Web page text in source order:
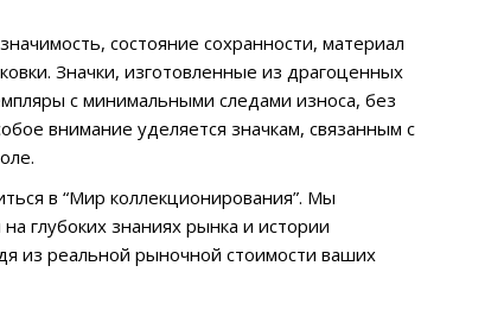
состояние сохранности, материал
Значки, изготовленные из драгоценных
с минимальными следами износа, без
внимание уделяется значкам, связанным с
в “Мир коллекционирования”. Мы
глубоких знаниях рынка и истории
из реальной рыночной стоимости ваших